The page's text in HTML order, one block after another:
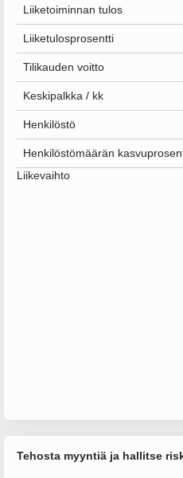
Liiketoiminnan tulos
Liiketulosprosentti
Tilikauden voitto
Keskipalkka / kk
Henkilöstö
Henkilöstömäärän
Liikevaihto
Tehosta myyntiä ja hallitse